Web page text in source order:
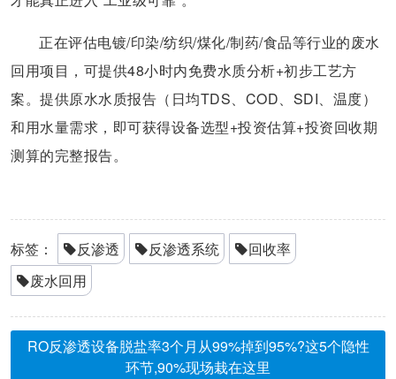
正在评估电镀/印染/纺织/煤化/制药/食品等行业的废水
回用项目，可提供48小时内免费水质分析+初步工艺方
案。提供原水水质报告（日均TDS、COD、SDI、温度）
和用水量需求，即可获得设备选型+投资估算+投资回收期
测算的完整报告。
标签： 反渗透 反渗透系统
回收率
废水回用
RO反渗透设备脱盐率3个月从99%掉到95%?这5个隐性
环节,90%现场栽在这里